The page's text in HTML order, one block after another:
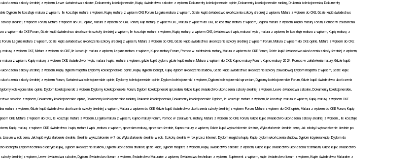
ukończenia szkoły średniej z wpisem, Lewe świadectwa szkolne, Dokumenty kolekcjonerskie, Kupię świadectwo szkolne z wpisem, Dokumenty kolekcjonerskie opinie, Dokumenty kolekcjonerskie ranking, Drukarnia kolekcjonerska, Dokumenty
Dyplom, Ile kosztuje matura z wpisem, Ile kosztuje matura z wpisem, Kupię maturę z wpisem CKE Forum, Legalna matura z wpisem, Gdzie kupić świadectwo ukończenia szkoły średniej z wpisem, Matura z wpisem do CKE, Gdzie kupić świadectwo
średniej z wpisem Forum, Matura z wpisem do CKE opinie, Matura z wpisem do CKE Forum, Kup maturę z wpisem CKE, Matura z wpisem do CKE, Ile kosztuje matura z wpisem, Legalna matura z wpisem, Kupno matury Forum, Pomoc w załatwieniu
z wpisem do CKE Forum, Gdzie kupić świadectwo ukończenia szkoły średniej z wpisem, Ile kosztuje matura z wpisem, Kupię maturę z wpisem CKE, świadectwo i wpis, matura i wpis , matura z wpisem, Ile kosztuje matura z wpisem, Kupię maturę z
Forum, Legalna matura z wpisem, Gdzie kupić świadectwo ukończenia szkoły średniej z wpisem, Matura z wpisem do CKE, Gdzie kupić świadectwo ukończenia szkoły średniej z wpisem Forum, Matura z wpisem do CKE opinie, Matura z wpisem do CKE
maturę z wpisem CKE, Matura z wpisem do CKE, Ile kosztuje matura z wpisem, Legalna matura z wpisem, Kupno matury Forum, Pomoc w załatwieniu matury, Matura z wpisem do CKE Forum, Gdzie kupić świadectwo ukończenia szkoły średniej z wpisem,
matura z wpisem, Kupię maturę z wpisem CKE, świadectwo i wpis, matura i wpis , matura z wpisem, gdzie kupić dyplom, gdzie kupić mature, Matura z wpisem do CKE, Kupno matury Forum, Kupno matury 2024, Pomoc w załatwieniu matury, Gdzie kupić
ukończenia szkoły średniej z wpisem, Kupię dyplom magistra, Dyplomy kolekcjonerskie opinie, Kupię dyplom licencjat, Kupię dyplom ukończenia studiów, Gdzie kupić świadectwo ukończenia szkoły zawodowej, Dyplom magistra z wpisem, Gdzie kupić
ukończenia szkoły średniej z wpisem Forum, Świadectwa kolekcjonerskie opinie, Dyplomy kolekcjonerskie opinie, Dyplom kolekcjonerski z wpisem, Dyplom kolekcjonerski sprzedam, Dyplomy kolekcjonerskie Forum, Gdzie kupić świadectwo ukończenia
kolekcjonerskie opinie, Dyplom kolekcjonerski z wpisem, Dyplomy kolekcjonerskie Forum, Dyplom kolekcjonerski sprzedam, Gdzie kupić świadectwo ukończenia szkoły średniej z wpisem, Lewe świadectwa szkolne, Dokumenty kolekcjonerskie,
szkolne z wpisem, Dokumenty kolekcjonerskie opinie, Dokumenty kolekcjonerskie ranking, Drukarnia kolekcjonerska, Dokumenty kolekcjonerskie Dyplom, Ile kosztuje matura z wpisem, Ile kosztuje matura z wpisem, Kupię maturę z wpisem CKE
matura z wpisem, Gdzie kupić świadectwo ukończenia szkoły średniej z wpisem, Matura z wpisem do CKE, Gdzie kupić świadectwo ukończenia szkoły średniej z wpisem Forum, Matura z wpisem do CKE opinie, Matura z wpisem do CKE Forum, Kupię
CKE, Matura z wpisem do CKE, Ile kosztuje matura z wpisem, Legalna matura z wpisem, Kupno matury Forum, Pomoc w załatwieniu matury, Matura z wpisem do CKE Forum, Gdzie kupić świadectwo ukończenia szkoły średniej z wpisem, , Ile kosztuje
Kupię maturę z wpisem CKE, świadectwo i wpis, matura i wpis , matura z wpisem, sprzedam maturę, sprzedam średnie, Kupno matury z wpisem, Gdzie kupić wykształcenie średnie, Wykształcenie średnie cena, Jak zdobyć wykształcenie średnie po
Liceum w rok cena, Jak kupić wykształcenie średnie, Średnie wykształcenie w 7 dni, Wykształcenie średnie w rok, Szkołą średnia w rok przez Internet, Dyplom magistra kupię, Kupię dyplom ukończenia studiów, Dyplom inżyniera kupię, Dyplom do
licencjata, Dyplom technika elektryka kupię, Dyplom ukończenia studiów, Dyplom ukończenia studiów, gdzie kupić, Dyplom magistra z wpisem, Kupię świadectwo szkolne z wpisem, Gdzie kupić świadectwo ukończenia technikum, Gdzie kupić świadectwo
średniej z wpisem, Lewe świadectwa szkolne, Dyplom, Świadectwo liceum z wpisem, Świadectwo Maturalne z wpisem, Świadectwo technikum z wpisem, Suplement z wpisem, kupie świadectwo liceum z wpisem, Kupie świadectwo Maturalne z
Gdzie kupić maturę Matura
z wpisem do CKE Kupię
dyplom licencjat
02 maja, 2025
01 lutego, 2026